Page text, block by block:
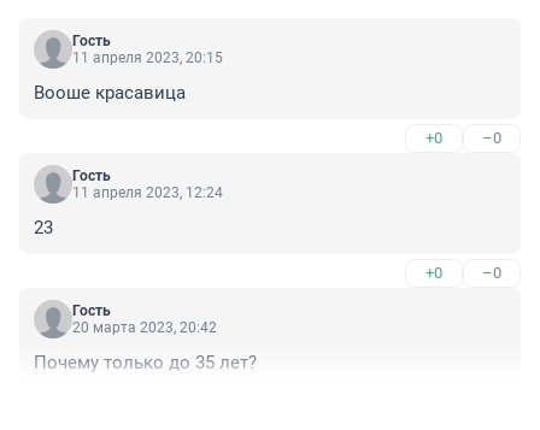
Гость
11 апреля 2023, 20:15
Вооше красавица
+0 –0
Гость
11 апреля 2023, 12:24
23
+0 –0
Гость
20 марта 2023, 20:42
Почему только до 35 лет?